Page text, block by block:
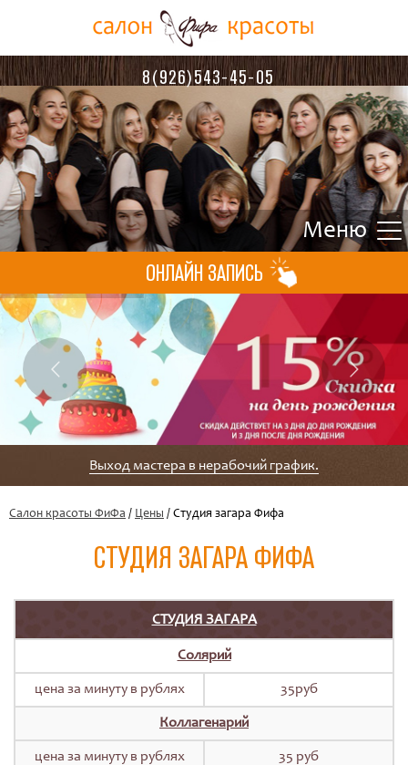
8(926)543-45-05
ОНЛАЙН ЗАПИСЬ
Выход мастера в нерабочий график.
Салон красоты ФиФа / Цены / Студия загара Фифа
СТУДИЯ ЗАГАРА ФИФА
СТУДИЯ ЗАГАРА
Солярий
цена за минуту в рублях 35руб
Коллагенарий
цена за минуту в рублях 35 руб